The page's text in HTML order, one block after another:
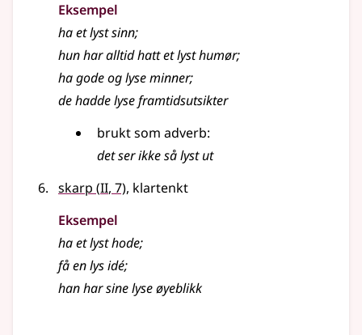
Eksempel
ha etlystsinn;
hun har alltid hatt etlysthumør;
ha gode oglyseminner;
de haddelyseframtidsutsikter
brukt som adverb:
det ser ikke sålystut
skarp (2
II, 7), klartenkt
Eksempel
ha etlysthode;
få enlysidé;
han har sinelyseøyeblikk